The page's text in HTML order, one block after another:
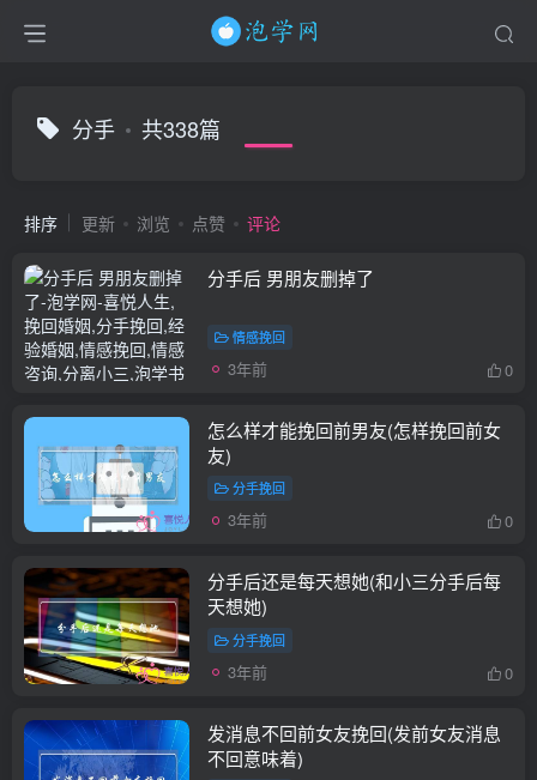
分手 共338篇
排序 更新 浏览 点赞 评论
分手后 男朋友删掉了
情感挽回
3年前 0
怎么样才能挽回前男友(怎样挽回前女
友)
分手挽回
3年前 0
分手后还是每天想她(和小三分手后每
天想她)
分手挽回
3年前 0
发消息不回前女友挽回(发前女友消息
不回意味着)